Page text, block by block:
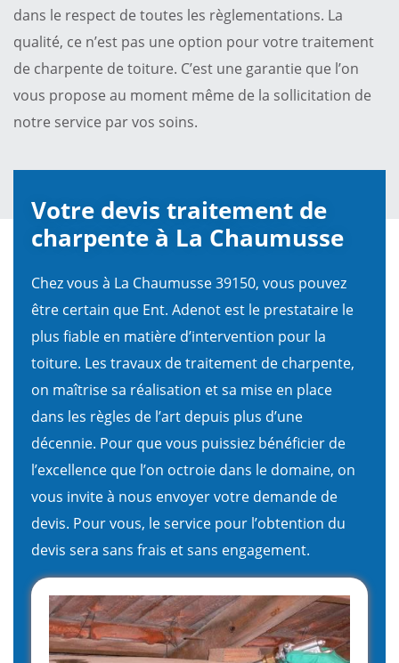
dans le respect de toutes les règlementations. La
qualité, ce n’est pas une option pour votre traitement
de charpente de toiture. C’est une garantie que l’on
vous propose au moment même de la sollicitation de
notre service par vos soins.
Votre devis traitement de
charpente à La Chaumusse
Chez vous à La Chaumusse 39150, vous pouvez
être certain que Ent. Adenot est le prestataire le
plus fiable en matière d’intervention pour la
toiture. Les travaux de traitement de charpente,
on maîtrise sa réalisation et sa mise en place
dans les règles de l’art depuis plus d’une
décennie. Pour que vous puissiez bénéficier de
l’excellence que l’on octroie dans le domaine, on
vous invite à nous envoyer votre demande de
devis. Pour vous, le service pour l’obtention du
devis sera sans frais et sans engagement.